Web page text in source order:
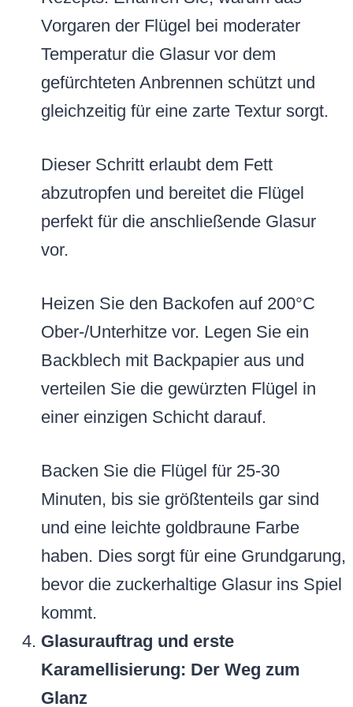
Vorgaren der Flügel bei moderater
Temperatur die Glasur vor dem
gefürchteten Anbrennen schützt und
gleichzeitig für eine zarte Textur sorgt.
Dieser Schritt erlaubt dem Fett
abzutropfen und bereitet die Flügel
perfekt für die anschließende Glasur
vor.
Heizen Sie den Backofen auf 200°C
Ober-/Unterhitze vor. Legen Sie ein
Backblech mit Backpapier aus und
verteilen Sie die gewürzten Flügel in
einer einzigen Schicht darauf.
Backen Sie die Flügel für 25-30
Minuten, bis sie größtenteils gar sind
und eine leichte goldbraune Farbe
haben. Dies sorgt für eine Grundgarung,
bevor die zuckerhaltige Glasur ins Spiel
kommt.
Glasurauftrag und erste
Karamellisierung: Der Weg zum
Glanz